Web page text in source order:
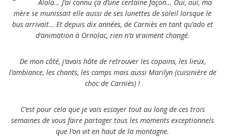
Alala… J’ai connu ça d’une certaine façon… Oui, oui, ma
mère se munissait elle aussi de ses lunettes de soleil lorsque le
bus arrivait… Et depuis dix années, de Carniès en tant qu’ado et
d’animation à Ornolac, rien n’a vraiment changé.
De mon côté, j’avais hâte de retrouver les copains, les lieux,
l’ambiance, les chants, les camps mais aussi Marilyn (cuisinière de
choc de Carniès) !
C’est pour cela que je vais essayer tout au long de ces trois
semaines de vous faire partager tous les moments exceptionnels
que l’on vit en haut de la montagne.